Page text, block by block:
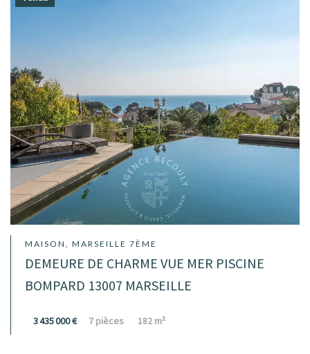
MAISON, MARSEILLE 7ÈME
DEMEURE DE CHARME VUE MER PISCINE
BOMPARD 13007 MARSEILLE
3 435 000 € 7 pièces 182 m²